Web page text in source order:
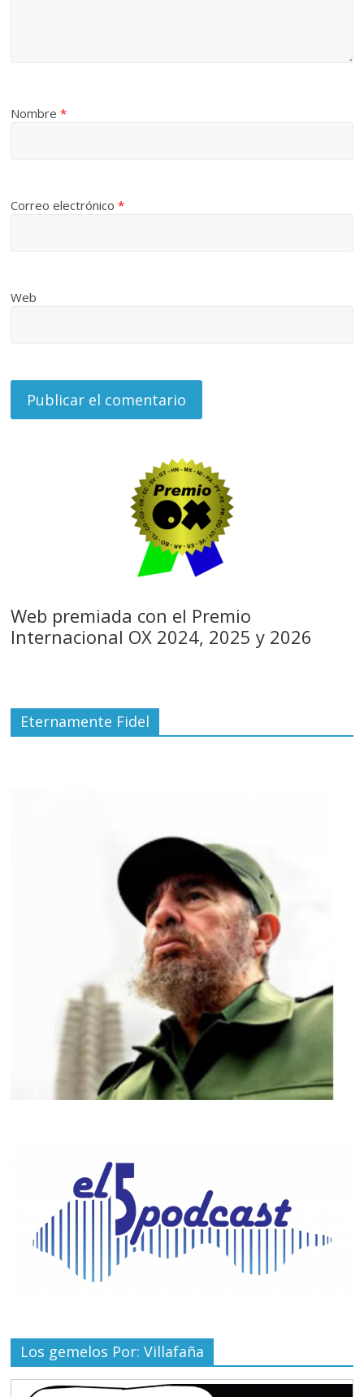
Nombre*
Correo electrónico*
Web
Web premiada con el Premio
Internacional OX 2024, 2025 y 2026
Eternamente Fidel
Los gemelos Por: Villafaña